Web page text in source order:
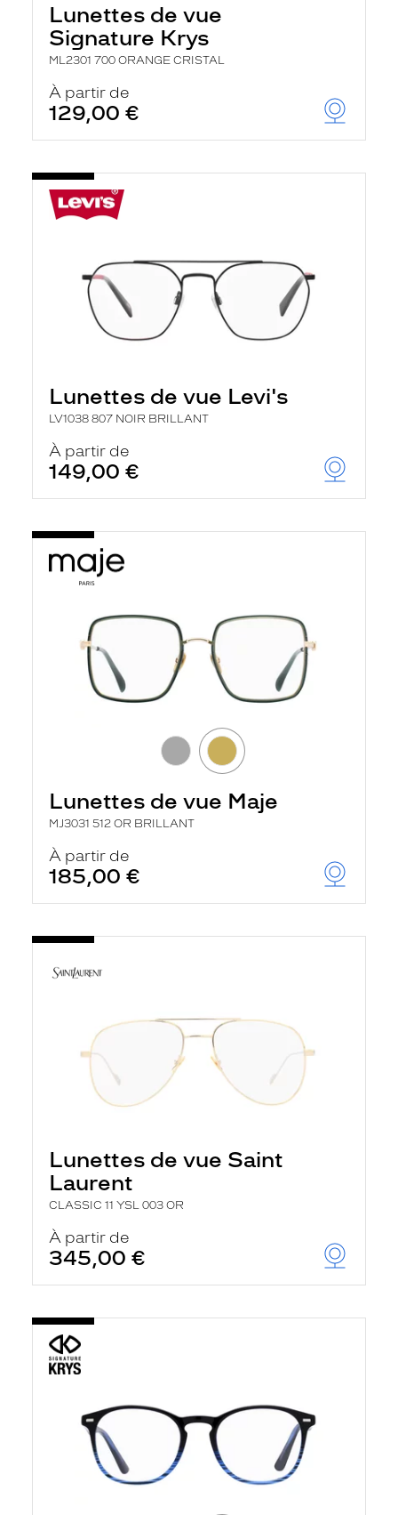
Lunettes de vue
Signature Krys
ML2301 700 ORANGE CRISTAL
À partir de
129,00 €
Lunettes de vue Levi's
LV1038 807 NOIR BRILLANT
À partir de
149,00 €
Lunettes de vue Maje
MJ3031 512 OR BRILLANT
À partir de
185,00 €
Lunettes de vue Saint
Laurent
CLASSIC 11 YSL 003 OR
À partir de
345,00 €